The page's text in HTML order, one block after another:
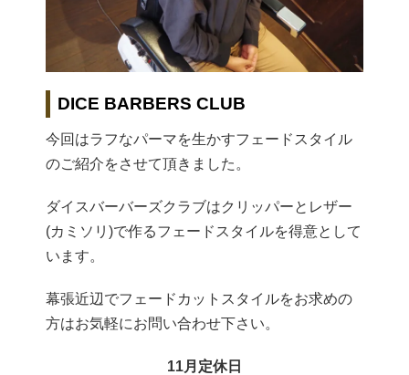
DICE BARBERS CLUB
今回はラフなパーマを生かすフェードスタイル
のご紹介をさせて頂きました。
ダイスバーバーズクラブはクリッパーとレザー
(カミソリ)で作るフェードスタイルを得意として
います。
幕張近辺でフェードカットスタイルをお求めの
方はお気軽にお問い合わせ下さい。
11月定休日